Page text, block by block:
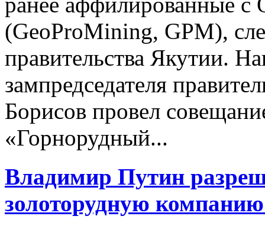
(GeoProMining, GPM),
правительства Якутии.
зампредседателя
Борисов провел
«Горнорудный...
Владимир Путин
золоторудную